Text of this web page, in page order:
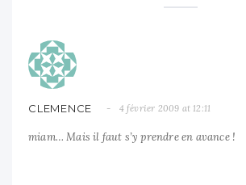
CLEMENCE 4 février 2009 at 12:11
miam… Mais il faut s’y prendre en avance !